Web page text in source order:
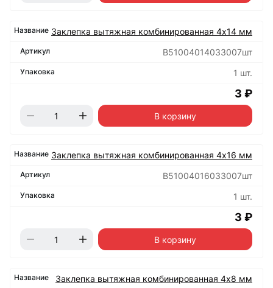
Заклепка вытяжная комбинированная 4х14 мм
B51004014033007шт
1 шт.
3 ₽
В корзину
Заклепка вытяжная комбинированная 4х16 мм
B51004016033007шт
1 шт.
3 ₽
В корзину
Заклепка вытяжная комбинированная 4х8 мм